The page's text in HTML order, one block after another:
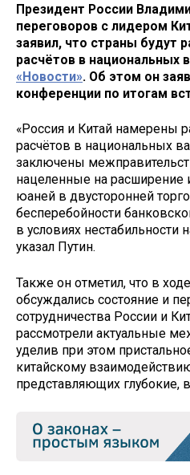
Президент России
переговоров с лидером
заявил, что страны будут
расчётов в национальных
«Новости». Об этом он
конференции по итогам
«Россия и Китай намерены
расчётов в национальных
заключены
нацеленные на расширение
юаней в двусторонней
бесперебойности
в условиях нестабильности
указал Путин.
Также он отметил, что в
обсуждались состояние и
сотрудничества России и
рассмотрели актуальные
уделив при этом
китайскому
представляющих глубокие,